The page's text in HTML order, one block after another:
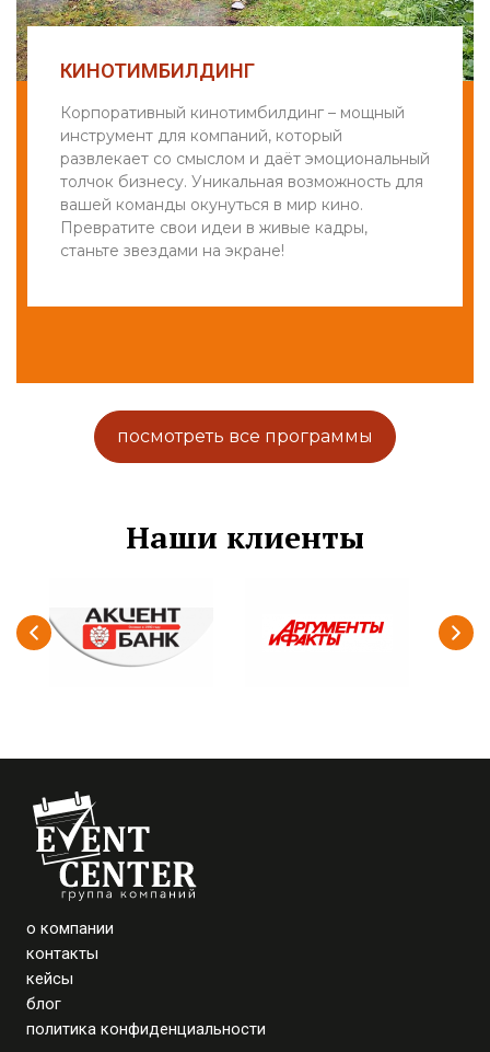
КИНОТИМБИЛДИНГ
Корпоративный кинотимбилдинг – мощный
инструмент для компаний, который
развлекает со смыслом и даёт эмоциональный
толчок бизнесу. Уникальная возможность для
вашей команды окунуться в мир кино.
Превратите свои идеи в живые кадры,
станьте звездами на экране!
посмотреть все программы
Наши клиенты
о компании
контакты
кейсы
блог
политика конфиденциальности